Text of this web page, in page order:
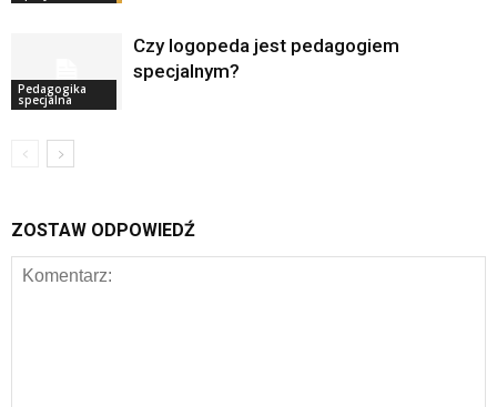
Pedagogika
specjalna
Czy logopeda jest pedagogiem
specjalnym?
ZOSTAW ODPOWIEDŹ